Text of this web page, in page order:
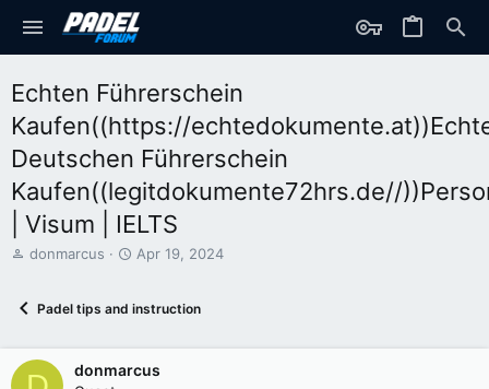
Echten Führerschein
Kaufen((https://
Deutschen Führerschein
Kaufen((legitdokumente72hrs.de//
| Visum | IELTS
T
d
donmarcus
S
r
d
a
Apr 19, 2024
Padel tips and instruction
donmarcus